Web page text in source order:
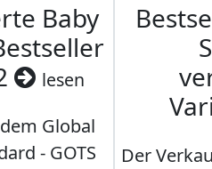
Baby
lesen
Global
- GOTS
Der